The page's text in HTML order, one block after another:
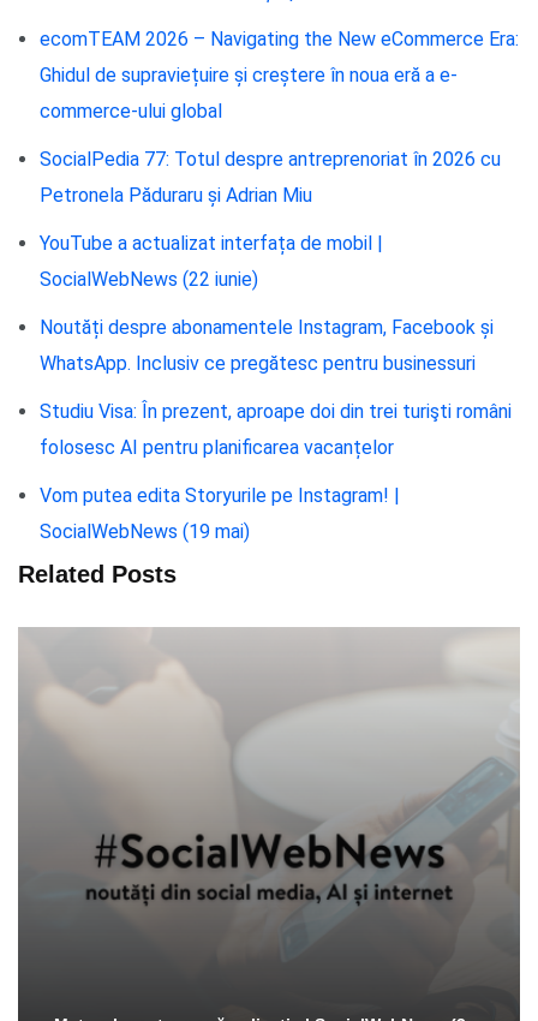
ecomTEAM 2026 – Navigating the New eCommerce Era:
Ghidul de supraviețuire și creștere în noua eră a e-
commerce-ului global
SocialPedia 77: Totul despre antreprenoriat în 2026 cu
Petronela Păduraru și Adrian Miu
YouTube a actualizat interfața de mobil |
SocialWebNews (22 iunie)
Noutăți despre abonamentele Instagram, Facebook și
WhatsApp. Inclusiv ce pregătesc pentru businessuri
Studiu Visa: În prezent, aproape doi din trei turişti români
folosesc AI pentru planificarea vacanțelor
Vom putea edita Storyurile pe Instagram! |
SocialWebNews (19 mai)
Related Posts